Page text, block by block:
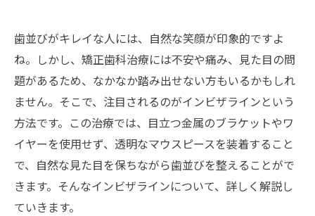
歯並びがキレイな人には、自然な笑顔が印象的ですよ
ね。しかし、矯正歯科治療には不安や痛み、見た目の問
題があるため、なかなか踏み出せない方もいるかもしれ
ません。そこで、注目されるのがインビザラインという
方法です。この治療では、目立つ金属のブラケットやワ
イヤーを使用せず、透明なマウスピースを装着すること
で、自然な見た目を保ちながら歯並びを整えることがで
きます。そんなインビザラインについて、詳しく解説し
ていきます。